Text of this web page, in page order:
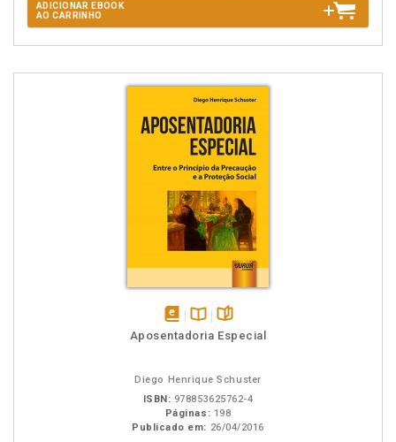
ADICIONAR EBOOK
AO CARRINHO
disponívelDisponível
páginas
Aposentadoria Especial
Diego Henrique Schuster
ISBN: 978853625762-4
Páginas: 198
Publicado em: 26/04/2016